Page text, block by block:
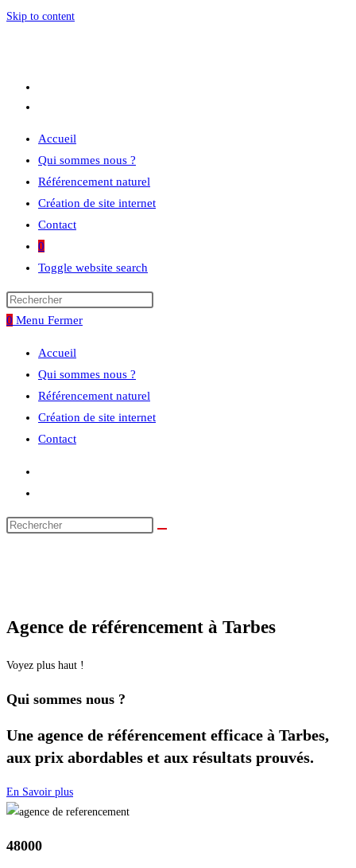
Skip to content
Accueil
Qui sommes nous ?
Référencement naturel
Création de site internet
Contact
0
Toggle website search
0 Menu Fermer
Accueil
Qui sommes nous ?
Référencement naturel
Création de site internet
Contact
Agence de référencement à Tarbes
Voyez plus haut !
Qui sommes nous ?
Une agence de référencement efficace à Tarbes,
aux prix abordables et aux résultats prouvés.
En Savoir plus
48000